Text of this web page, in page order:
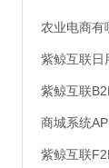
紫鲸互联日
紫鲸互联